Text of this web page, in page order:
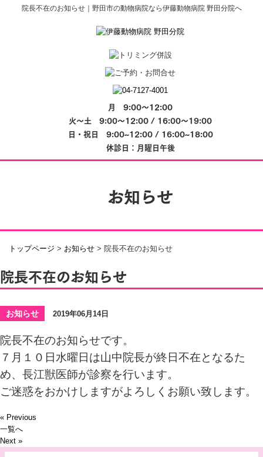
院長不在のお知らせ｜野田市の動物病院なら伊藤動物病院 野田分院へ
月 9:00～12:00
火～土 9:00～12:00 / 16:00～19:00
日・祝日 9:00~12:00 / 16:00~18:00
休診日：月曜日午後
お知らせ
トップページ > お知らせ > 院長不在のお知らせ
院長不在のお知らせ
お知らせ 2019年06月14日
院長不在のお知らせです。
７月１０日水曜日は山中院長が終日不在となるた
め、長江獣医師が診察を行います。
ご迷惑をおかけしますがよろしくお願い致します。
« Previous
一覧へ
Next »